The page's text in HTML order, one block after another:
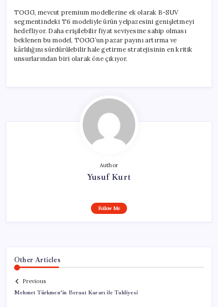
TOGG, mevcut premium modellerine ek olarak B-SUV
segmentindeki T6 modeliyle ürün yelpazesini genişletmeyi
hedefliyor. Daha erişilebilir fiyat seviyesine sahip olması
beklenen bu model, TOGG’un pazar payını artırma ve
kârlılığını sürdürülebilir hale getirme stratejisinin en kritik
unsurlarından biri olarak öne çıkıyor.
Author
Yusuf Kurt
Follow Me
Other Articles
Previous
Mehmet Türkmen’in Beraat Kararı ile Tahliyesi